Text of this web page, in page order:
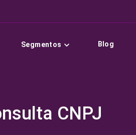
Segmentos Blog
CNPJ